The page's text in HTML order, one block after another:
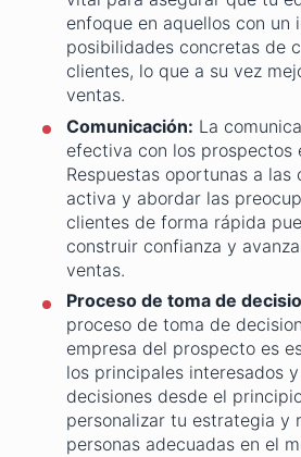
enfoque en aquellos con un
posibilidades concretas de
clientes, lo que a su vez
ventas.
Comunicación: La
efectiva con los prospectos
Respuestas oportunas a las
activa y abordar las
clientes de forma rápida
construir confianza y
ventas.
Proceso de toma de
proceso de toma de
empresa del prospecto es
los principales interesados
decisiones desde el
personalizar tu estrategia y
personas adecuadas en el